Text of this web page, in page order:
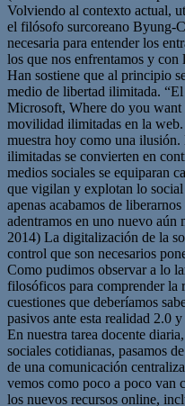
Volviendo al contexto actual,
el filósofo surcoreano Byung-
necesaria para entender los
los que nos enfrentamos y
Han sostiene que al principio
medio de libertad ilimitada.
Microsoft, Where do you want
movilidad ilimitadas en la
muestra hoy como una
ilimitadas se convierten en
medios sociales se equiparan
que vigilan y explotan lo
apenas acabamos de
adentramos en uno nuevo
2014) La digitalización de la
control que son necesarios
Como pudimos observar a lo
filosóficos para comprender la
cuestiones que deberíamos
pasivos ante esta realidad 2.0
En nuestra tarea docente
sociales cotidianas, pasamos
de una comunicación
vemos como poco a poco van
los nuevos recursos online,